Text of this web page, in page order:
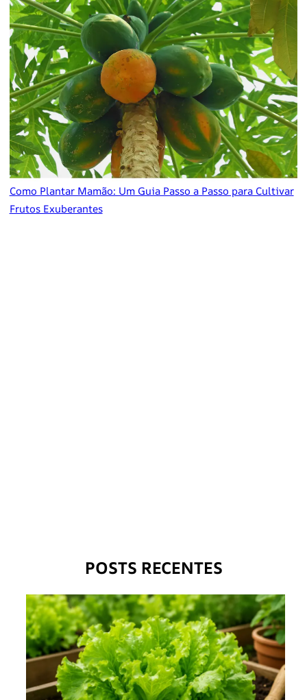
Como Plantar Mamão: Um Guia Passo a Passo para Cultivar
Frutos Exuberantes
POSTS RECENTES